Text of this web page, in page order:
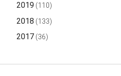
2019 (110)
2018 (133)
2017(36)